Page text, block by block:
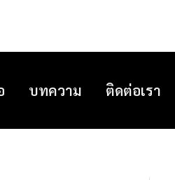
บทความ ติดต่อเรา